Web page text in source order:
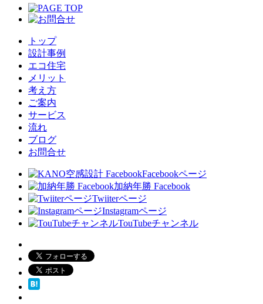
トップ
設計事例
エコ住宅
メリット
考え方
ご案内
サービス
流れ
ブログ
お問合せ
Facebookページ
加納年勝 Facebook
Twiiterページ
Instagramページ
TouTubeチャンネル